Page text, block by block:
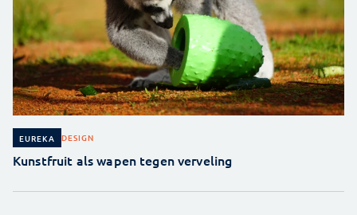
EUREKA DESIGN
Kunstfruit als wapen tegen verveling